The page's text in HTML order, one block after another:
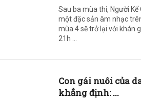
Sau ba mùa thi, Người
một đặc sản âm nhạc
mùa 4 sẽ trở lại với khán
21h ...
Con gái nuôi của
khẳng định: ...